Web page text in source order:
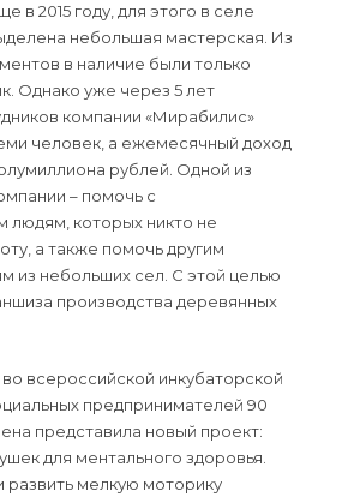
в 2015 году, для этого в селе
небольшая мастерская. Из
в наличие были только
Однако уже через 5 лет
компании «Мирабилис»
человек, а ежемесячный доход
рублей. Одной из
– помочь с
людям, которых никто не
а также помочь другим
из небольших сел. С этой целью
производства деревянных
всероссийской инкубаторской
предпринимателей 90
представила новый проект:
для ментального здоровья.
развить мелкую моторику